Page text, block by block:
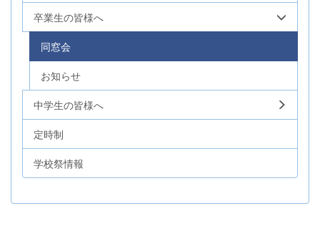
卒業生の皆様へ
同窓会
お知らせ
中学生の皆様へ
定時制
学校祭情報